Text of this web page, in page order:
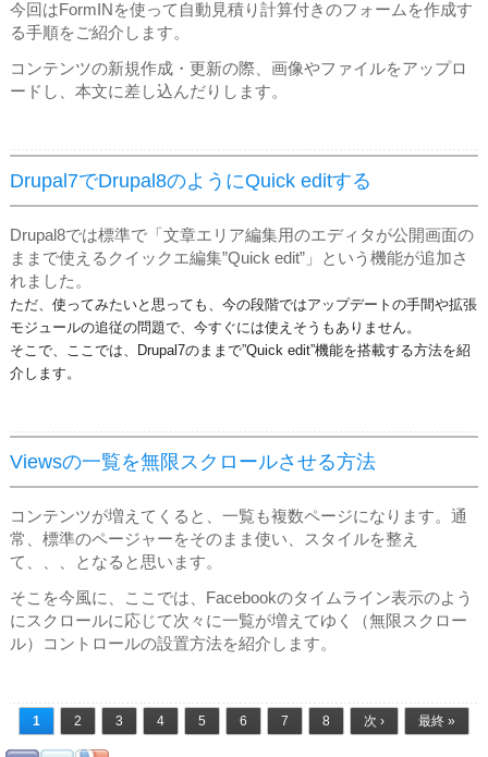
今回はFormINを使って自動見積り計算付きのフォームを作成す
る手順をご紹介します。
コンテンツの新規作成・更新の際、画像やファイルをアップロ
ードし、本文に差し込んだりします。
Drupal7でDrupal8のようにQuick editする
Drupal8では標準で「文章エリア編集用のエディタが公開画面の
ままで使えるクイックエ編集”Quick edit”」という機能が追加さ
れました。
ただ、使ってみたいと思っても、今の段階ではアップデートの手間や拡張
モジュールの追従の問題で、今すぐには使えそうもありません。
そこで、ここでは、Drupal7のままで”Quick edit”機能を搭載する方法を紹
介します。
Viewsの一覧を無限スクロールさせる方法
コンテンツが増えてくると、一覧も複数ページになります。通
常、標準のページャーをそのまま使い、スタイルを整え
て、、、となると思います。
そこを今風に、ここでは、Facebookのタイムライン表示のよう
にスクロールに応じて次々に一覧が増えてゆく（無限スクロー
ル）コントロールの設置方法を紹介します。
ページ
1 2 3 4 5 6 7 8 次 › 最終 »